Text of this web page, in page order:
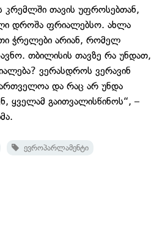
კრემლში თავის უფროსებთან,
დროშა ფრიალებსო. ახლა
ჭრელები არიან, რომელ
თბილისის თავზე რა უნდათ,
ვერასდროს ვერავინ
და რაც არ უნდა
ყველამ გაითვალისწინოს“, –
ევროპარლამენტი